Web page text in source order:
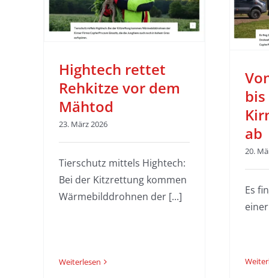
Hightech rettet
Rehkitze vor dem
Mähtod
23. März 2026
Tierschutz mittels Hightech:
Bei der Kitzrettung kommen
Wärmebilddrohnen der [...]
Weiterlesen
ab
Aus der Presse
ab
20.
Es